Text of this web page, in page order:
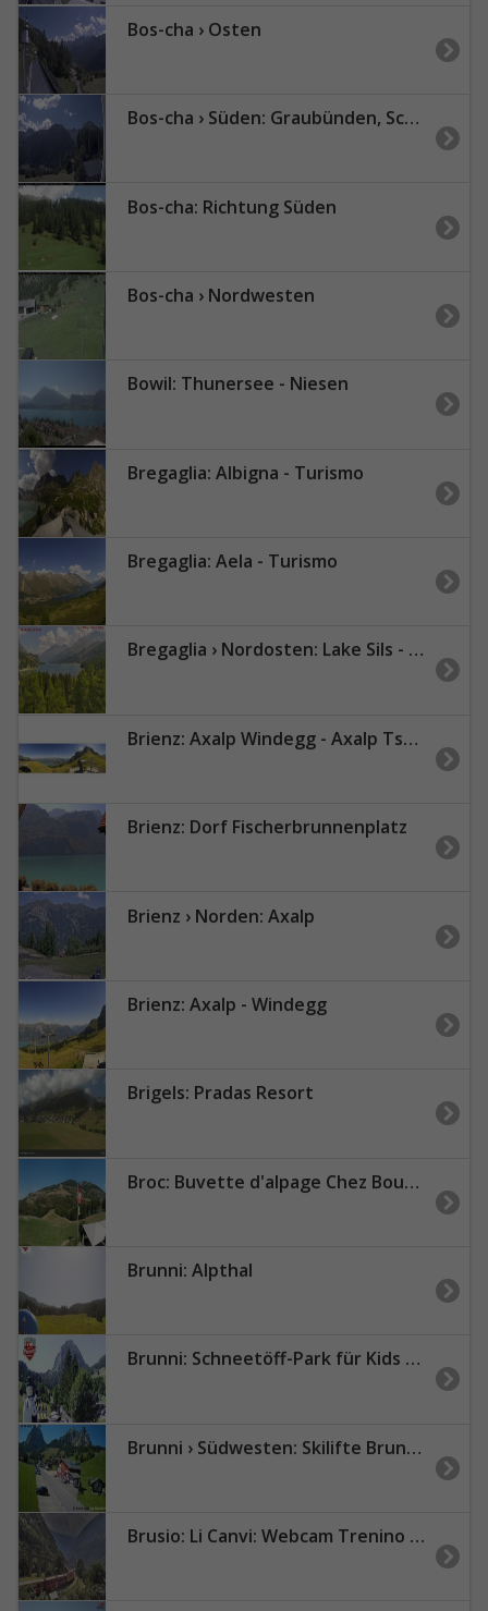
Bos-cha › Osten
Bos-cha › Süden: Graubünden, Schweiz
Bos-cha: Richtung Süden
Bos-cha › Nordwesten
Bowil: Thunersee - Niesen
Bregaglia: Albigna - Turismo
Bregaglia: Aela - Turismo
Bregaglia › Nordosten: Lake Sils - Piz Corvatsch
Brienz: Axalp Windegg - Axalp Tschingellift
Brienz: Dorf Fischerbrunnenplatz
Brienz › Norden: Axalp
Brienz: Axalp - Windegg
Brigels: Pradas Resort
Broc: Buvette d'alpage Chez Boudji - Lac de Montsalvens - Gruyères - Moléson
Brunni: Alpthal
Brunni: Schneetöff-Park für Kids - Grosser Mythen
Brunni › Südwesten: Skilifte Brunni-Haggenegg AG - Sammelplatz Brunni-Alpthal Schweizer Skischule Einsiedeln - Kleiner Mythen - Grosser Mythen
Brusio: Li Canvi: Webcam Trenino Rosso - Bernina Express in Valposchiavo